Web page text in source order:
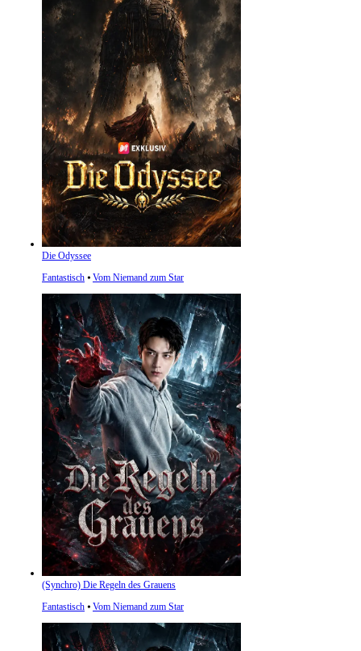
Die Odyssee
Fantastisch ⦁ Vom Niemand zum Star
(Synchro) Die Regeln des Grauens
Fantastisch ⦁ Vom Niemand zum Star